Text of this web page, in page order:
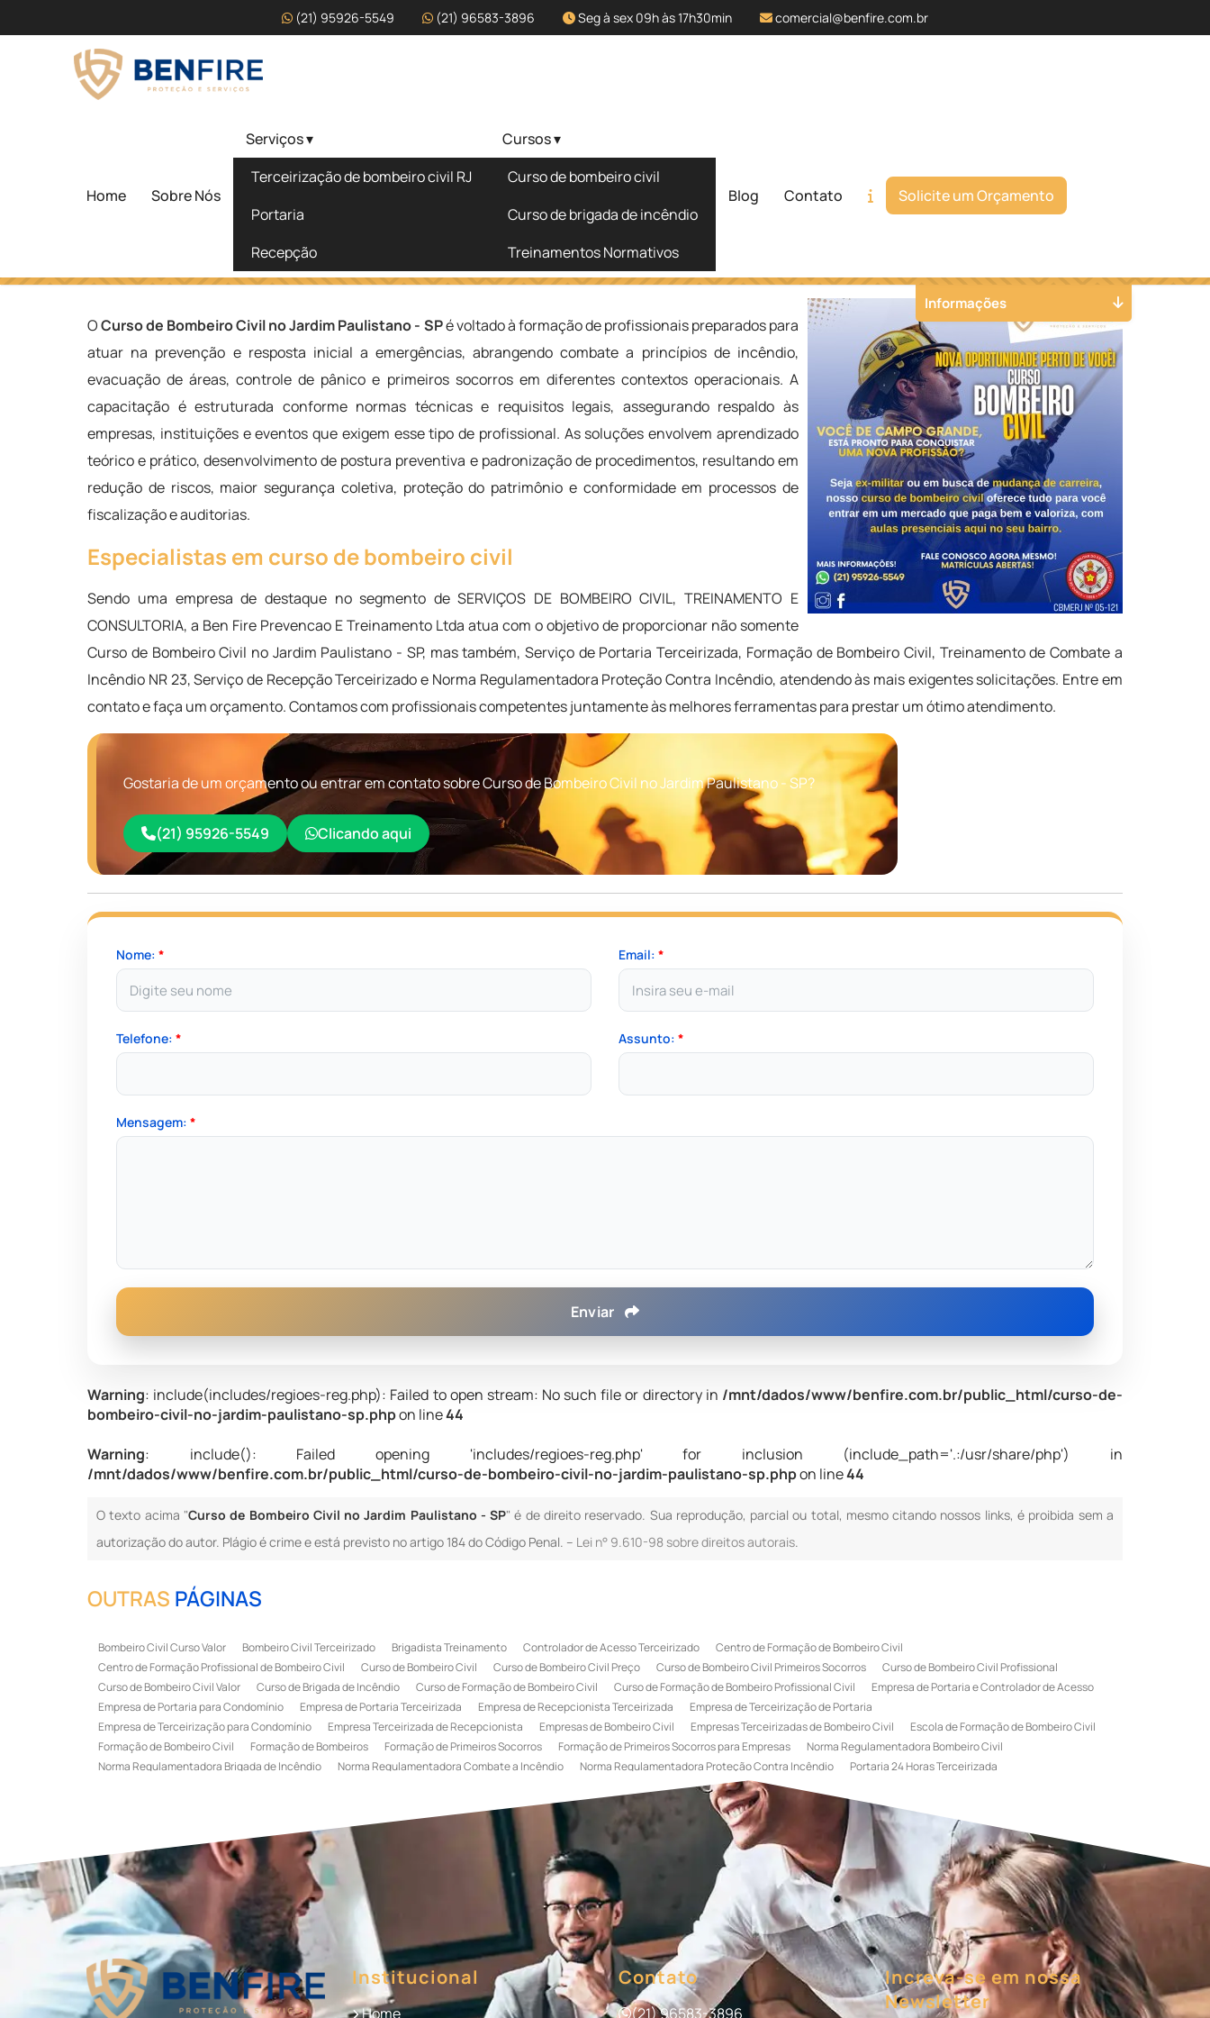
(21) 95926-5549 (21) 96583-3896 Seg à sex 09h às 17h30min comercial@benfire.com.br
Home Sobre Nós
Serviços ▾
Terceirização de bombeiro civil RJ
Portaria
Recepção
Cursos ▾
Curso de bombeiro civil
Curso de brigada de incêndio
Treinamentos Normativos
Blog Contato Solicite um Orçamento
Curso de Bombeiro Civil no Jardim
Paulistano - SP
Curso de Bombeiro Civil no Jardim Paulistano - SP
Solicite um Orçamento Chame no WhatsApp
OCurso de Bombeiro Civil no Jardim Paulistano - SPé voltado à formação de profissionais preparados para
atuar na prevenção e resposta inicial a emergências, abrangendo combate a princípios de incêndio,
evacuação de áreas, controle de pânico e primeiros socorros em diferentes contextos operacionais. A
capacitação é estruturada conforme normas técnicas e requisitos legais, assegurando respaldo às
empresas, instituições e eventos que exigem esse tipo de profissional. As soluções envolvem aprendizado
teórico e prático, desenvolvimento de postura preventiva e padronização de procedimentos, resultando em
redução de riscos, maior segurança coletiva, proteção do patrimônio e conformidade em processos de
fiscalização e auditorias.
Especialistas em curso de bombeiro civil
Sendo uma empresa de destaque no segmento de SERVIÇOS DE BOMBEIRO CIVIL, TREINAMENTO E
CONSULTORIA, a Ben Fire Prevencao E Treinamento Ltda atua com o objetivo de proporcionar não somente
Curso de Bombeiro Civil no Jardim Paulistano - SP, mas também, Serviço de Portaria Terceirizada, Formação de Bombeiro Civil, Treinamento de Combate a
Incêndio NR 23, Serviço de Recepção Terceirizado e Norma Regulamentadora Proteção Contra Incêndio, atendendo às mais exigentes solicitações. Entre em
contato e faça um orçamento. Contamos com profissionais competentes juntamente às melhores ferramentas para prestar um ótimo atendimento.
Gostaria de um orçamento ou entrar em contato sobre Curso de Bombeiro Civil no Jardim Paulistano - SP?
(21) 95926-5549 Clicando aqui
Nome:* Email: *
Telefone:* Assunto: *
Mensagem:*
Enviar
Warning: include(includes/regioes-reg.php): Failed to open stream: No such file or directory in /mnt/dados/www/benfire.com.br/public_html/curso-de-
bombeiro-civil-no-jardim-paulistano-sp.phpon line44
Warning: include(): Failed opening 'includes/regioes-reg.php' for inclusion (include_path='.:/usr/share/php') in
/mnt/dados/www/benfire.com.br/public_html/curso-de-bombeiro-civil-no-jardim-paulistano-sp.phpon line44
O texto acima "Curso de Bombeiro Civil no Jardim Paulistano - SP" é de direito reservado. Sua reprodução, parcial ou total, mesmo citando nossos links, é proibida sem a
autorização do autor. Plágio é crime e está previsto no artigo 184 do Código Penal. – Lei n° 9.610-98 sobre direitos autorais.
Informações
OUTRAS PÁGINAS
Bombeiro Civil Curso Valor Bombeiro Civil Terceirizado Brigadista Treinamento Controlador de Acesso Terceirizado
Centro de Formação de Bombeiro Civil
Centro de Formação Profissional de Bombeiro Civil
Curso de Bombeiro Civil Curso de Bombeiro Civil Preço Curso de Bombeiro Civil Primeiros Socorros
Curso de Bombeiro Civil Profissional
Curso de Bombeiro Civil Valor
Curso de Brigada de Incêndio Curso de Formação de Bombeiro Civil Curso de Formação de Bombeiro Profissional Civil
Empresa de Portaria e Controlador de Acesso
Empresa de Portaria para Condomínio
Empresa de Portaria Terceirizada Empresa de Recepcionista Terceirizada
Empresa de Terceirização de Portaria
Empresa de Terceirização para Condomínio
Empresa Terceirizada de Recepcionista Empresas de Bombeiro Civil Empresas Terceirizadas de Bombeiro Civil
Escola de Formação de Bombeiro Civil
Formação de Bombeiro Civil
Formação de Bombeiros Formação de Primeiros Socorros Formação de Primeiros Socorros para Empresas
Norma Regulamentadora Bombeiro Civil
Norma Regulamentadora Brigada de Incêndio
Norma Regulamentadora Combate a Incêndio Norma Regulamentadora Proteção Contra Incêndio
Portaria 24 Horas Terceirizada
Serviço de Portaria Remota
Serviço de Portaria Terceirizada
Serviço Especializado em Terceirização de Bombeiro Civil Terceirização de Bombeiro Terceirização de Bombeiro Civil
Terceirização de Portaria
Terceirização de Recepcionista Terceirização de Serviços de Recepcionistas Treinamento de Bombeiro Civil Treinamento de Bombeiros
Treinamento de Brigada
Treinamento de Brigada de Emergência
Treinamento de Brigada de Incêndio Treinamento de Brigada de Incêndio Valor
Treinamento de Brigadista de Incêndio
Treinamento de Combate a Incêndio NR 23
Treinamento de Incêndio Treinamento de Prevenção e Combate a Incêndio
Treinamento de Primeiro Socorros
Treinamento de Primeiros Socorros para CIPA
Treinamento de Primeiros Socorros para Empresas
Institucional
Home
Contato
(21) 96583-3896
Increva-se em nossa
Newsletter